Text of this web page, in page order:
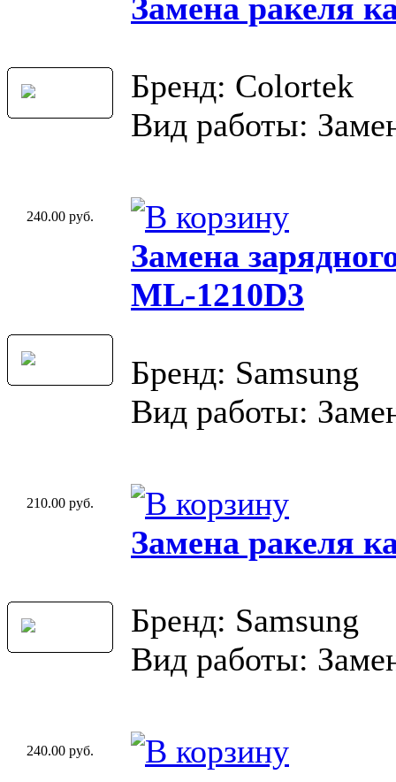
Замена ракеля
Бренд: Colortek
Вид работы:
240.00 руб.
Замена
ML-1210D3
Бренд: Samsung
Вид работы:
210.00 руб.
Замена ракеля
Бренд: Samsung
Вид работы:
240.00 руб.